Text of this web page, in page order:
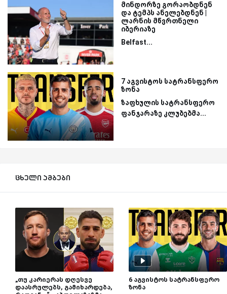
მინდორზე გორაობდნენ
და ტემპს ანელებდნენ |
ლარნის მწვრთნელი
იბერიაზე
Belfast...
7 აგვისტოს სატრანსფერო
ზონა
ზაფხულის სატრანსფერო
ფანჯარაზე კლუბებმა...
ცხელი ამბები
„თუ კარიერას დღესვე
დაასრულებს, გამიხარდება,
6 აგვისტოს სატრანსფერო
ზონა